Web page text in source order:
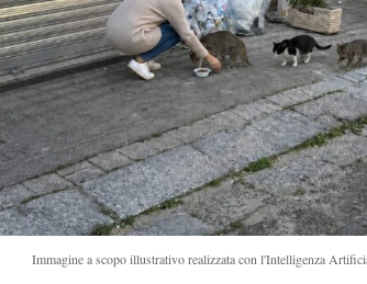
Immagine a scopo illustrativo realizzata con l'Intelligenza